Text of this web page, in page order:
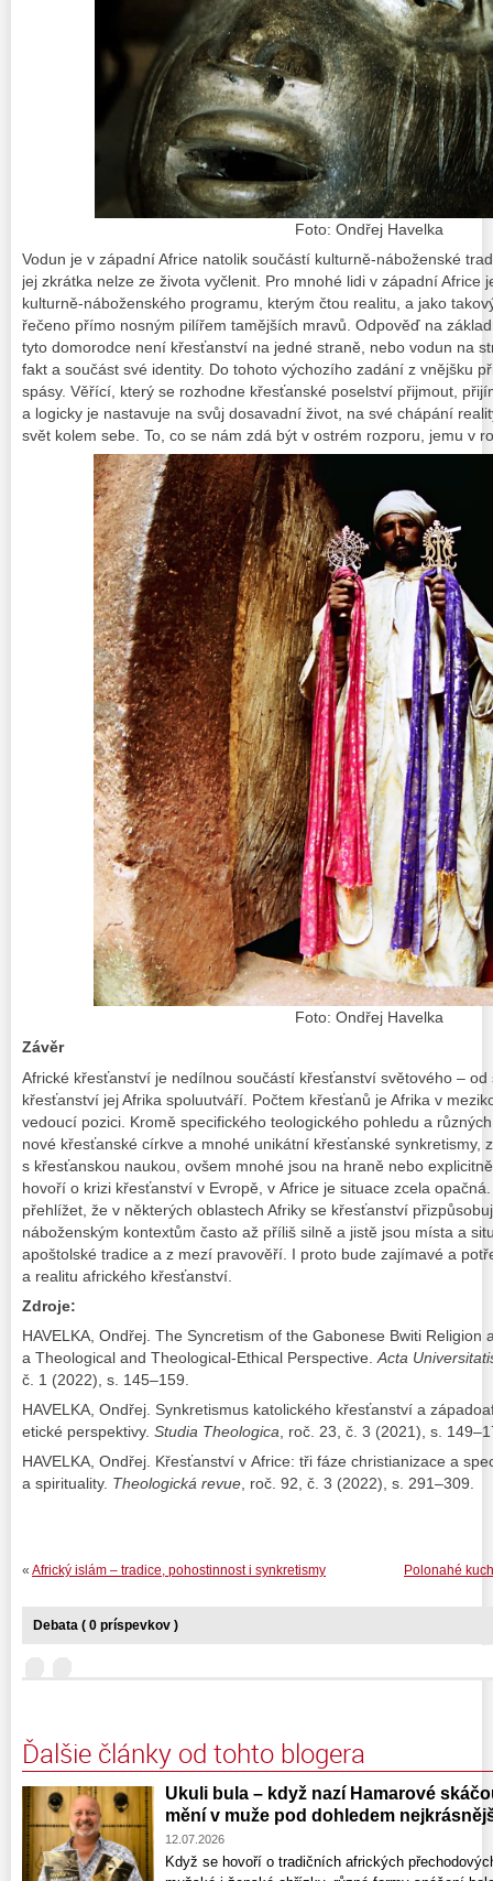
Foto: Ondřej Havelka
Vodun je v západní Africe natolik součástí kulturně-náboženské
jej zkrátka nelze ze života vyčlenit. Pro mnohé lidi v západní Africe
kulturně-náboženského programu, kterým čtou realitu, a jako
řečeno přímo nosným pilířem tamějších mravů. Odpověď na
tyto domorodce není křesťanství na jedné straně, nebo vodun na
fakt a součást své identity. Do tohoto výchozího zadání z vnějšku
spásy. Věřící, který se rozhodne křesťanské poselství přijmout,
a logicky je nastavuje na svůj dosavadní život, na své chápání
svět kolem sebe. To, co se nám zdá být v ostrém rozporu, jemu v
Foto: Ondřej Havelka
Závěr
Africké křesťanství je nedílnou součástí křesťanství světového –
křesťanství jej Afrika spoluutváří. Počtem křesťanů je Afrika v
vedoucí pozici. Kromě specifického teologického pohledu a
nové křesťanské církve a mnohé unikátní křesťanské synkretismy,
s křesťanskou naukou, ovšem mnohé jsou na hraně nebo
hovoří o krizi křesťanství v Evropě, v Africe je situace zcela
přehlížet, že v některých oblastech Afriky se křesťanství
náboženským kontextům často až příliš silně a jistě jsou místa a
apoštolské tradice a z mezí pravověří. I proto bude zajímavé a
a realitu afrického křesťanství.
Zdroje:
HAVELKA, Ondřej. The Syncretism of the Gabonese Bwiti Religion
a Theological and Theological-Ethical Perspective. Acta
č. 1 (2022), s. 145–159.
HAVELKA, Ondřej. Synkretismus katolického křesťanství a
etické perspektivy. Studia Theologica
roč. 23, č. 3 (2021), s.
HAVELKA, Ondřej. Křesťanství v Africe: tři fáze christianizace a
a spirituality. Theologická revue , roč. 92, č. 3 (2022), s. 291–309.
Polonahé
« Africký islám – tradice, pohostinnost i synkretismy
Debata ( 0 príspevkov )
Ďalšie články od tohto blogera
Ukuli bula – když nazí Hamarové
mění v muže pod dohledem
12.07.2026
Když se hovoří o tradičních afrických